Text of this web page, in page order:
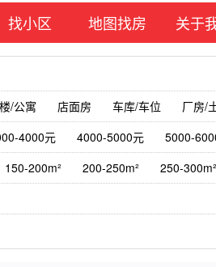
找小区 地图找房 关于
/公寓 店面房 车库/车位 厂房/
4000元 4000-5000元
5000-
150-200m² 200-250m² 250-300m²